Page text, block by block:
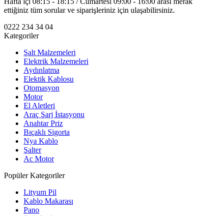
ettiğiniz tüm sorular ve siparişleriniz için ulaşabilirsiniz.
0222 234 34 04
Kategoriler
Şalt Malzemeleri
Elektrik Malzemeleri
Aydınlatma
Elektik Kablosu
Otomasyon
Motor
El Aletleri
Araç Şarj İstasyonu
Anahtar Priz
Bıçaklı Sigorta
Nya Kablo
Şalter
Ac Motor
Popüler Kategoriler
Lityum Pil
Kablo Makarası
Pano